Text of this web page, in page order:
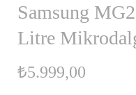
Samsung
Litre
₺5.999,00